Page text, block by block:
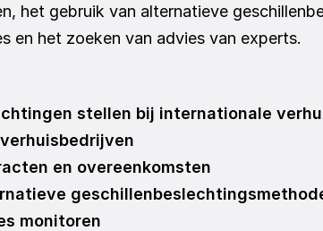
het gebruik van alternatieve
en het zoeken van advies van experts.
stellen bij internationale
en overeenkomsten
monitoren